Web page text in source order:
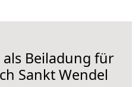
Beiladung für
Sankt Wendel